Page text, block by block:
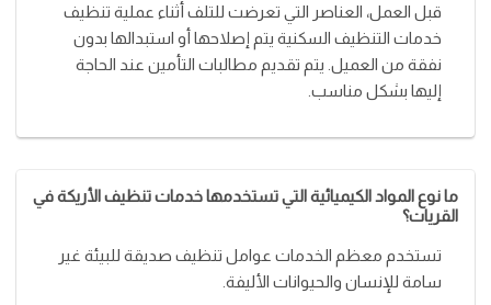
قبل العمل، العناصر التي تعرضت للتلف أثناء عملية تنظيف
خدمات التنظيف السكنية يتم إصلاحها أو استبدالها بدون
نفقة من العميل. يتم تقديم مطالبات التأمين عند الحاجة
إليها بشكل مناسب.
ما نوع المواد الكيميائية التي تستخدمها خدمات تنظيف الأريكة في
القريات؟
تستخدم معظم الخدمات عوامل تنظيف صديقة للبيئة غير
سامة للإنسان والحيوانات الأليفة.